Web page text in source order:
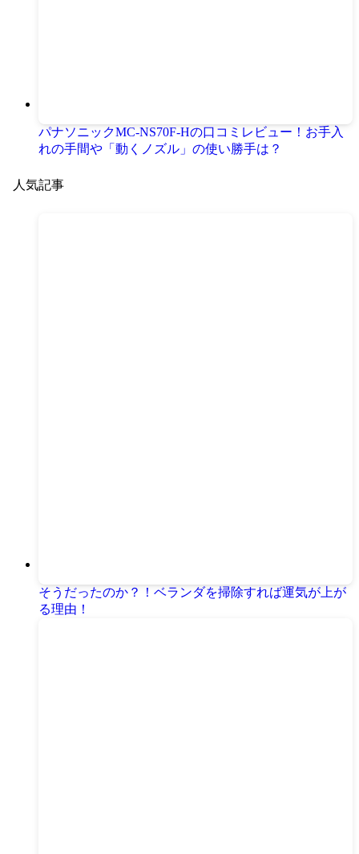
パナソニックMC-NS70F-Hの口コミレビュー！お手入
れの手間や「動くノズル」の使い勝手は？
人気記事
そうだったのか？！ベランダを掃除すれば運気が上が
る理由！